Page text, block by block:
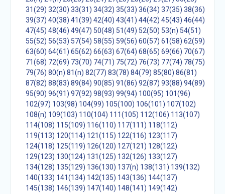
31(29) 32(30) 33(31) 34(32) 35(33) 36(34) 37(35) 38(36)
39(37) 40(38) 41(39) 42(40) 43(41) 44(42) 45(43) 46(44)
47(45) 48(46) 49(47) 50(48) 51(49) 52(50) 53(n) 54(51)
55(52) 56(53) 57(54) 58(55) 59(56) 60(57) 61(58) 62(59)
63(60) 64(61) 65(62) 66(63) 67(64) 68(65) 69(66) 70(67)
71(68) 72(69) 73(70) 74(71) 75(72) 76(73) 77(74) 78(75)
79(76) 80(n) 81(n) 82(77) 83(78) 84(79) 85(80) 86(81)
87(82) 88(83) 89(84) 90(85) 91(86) 92(87) 93(88) 94(89)
95(90) 96(91) 97(92) 98(93) 99(94) 100(95) 101(96)
102(97) 103(98) 104(99) 105(100) 106(101) 107(102)
108(n) 109(103) 110(104) 111(105) 112(106) 113(107)
114(108) 115(109) 116(110) 117(111) 118(112)
119(113) 120(114) 121(115) 122(116) 123(117)
124(118) 125(119) 126(120) 127(121) 128(122)
129(123) 130(124) 131(125) 132(126) 133(127)
134(128) 135(129) 136(130) 137(n) 138(131) 139(132)
140(133) 141(134) 142(135) 143(136) 144(137)
145(138) 146(139) 147(140) 148(141) 149(142)